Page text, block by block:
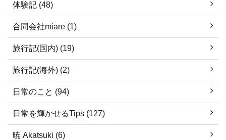
体験記 (48)
合同会社miare (1)
旅行記(国内) (19)
旅行記(海外) (2)
日常のこと (94)
日常を輝かせるTips (127)
暁 Akatsuki (6)